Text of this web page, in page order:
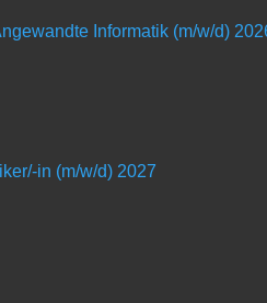
Informatik (m/w/d)
in (m/w/d) 2027
moderne Anlagentechnik.